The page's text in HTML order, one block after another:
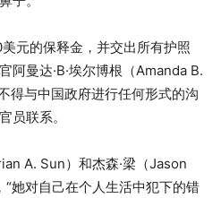
元的保释金，并交出所有护照
阿曼达·B·埃尔博根（Amanda B.
得与中国政府进行任何形式的沟
员联系。
A. Sun）和杰森·梁（Jason
她对自己在个人生活中犯下的错